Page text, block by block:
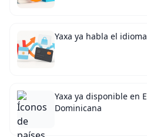
Yaxa ya habla el
Yaxa ya disponible en
Dominicana